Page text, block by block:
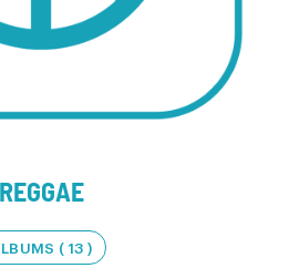
REGGAE
( 13 )